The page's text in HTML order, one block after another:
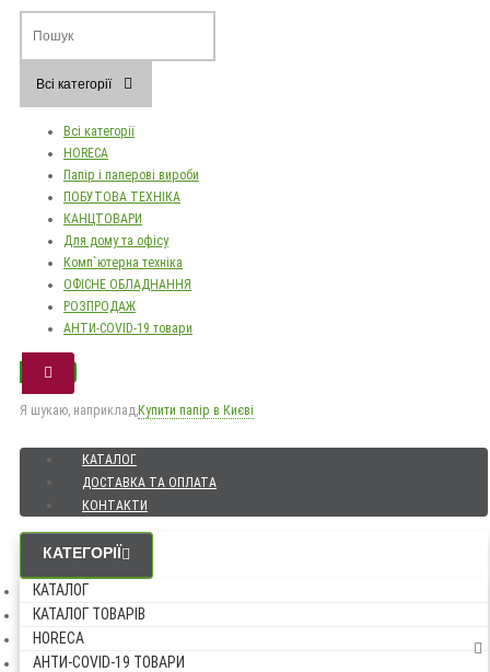
Всі категорії
Всі категорії
HORECA
Папір і паперові вироби
ПОБУТОВА ТЕХНІКА
КАНЦТОВАРИ
Для дому та офісу
Комп`ютерна техніка
ОФІСНЕ ОБЛАДНАННЯ
РОЗПРОДАЖ
АНТИ-COVID-19 товари
Я шукаю, наприклад, Купити папір в Києві
КАТАЛОГ
ДОСТАВКА ТА ОПЛАТА
КОНТАКТИ
КАТЕГОРІЇ
КАТАЛОГ
КАТАЛОГ ТОВАРІВ
HORECA
АНТИ-COVID-19 ТОВАРИ